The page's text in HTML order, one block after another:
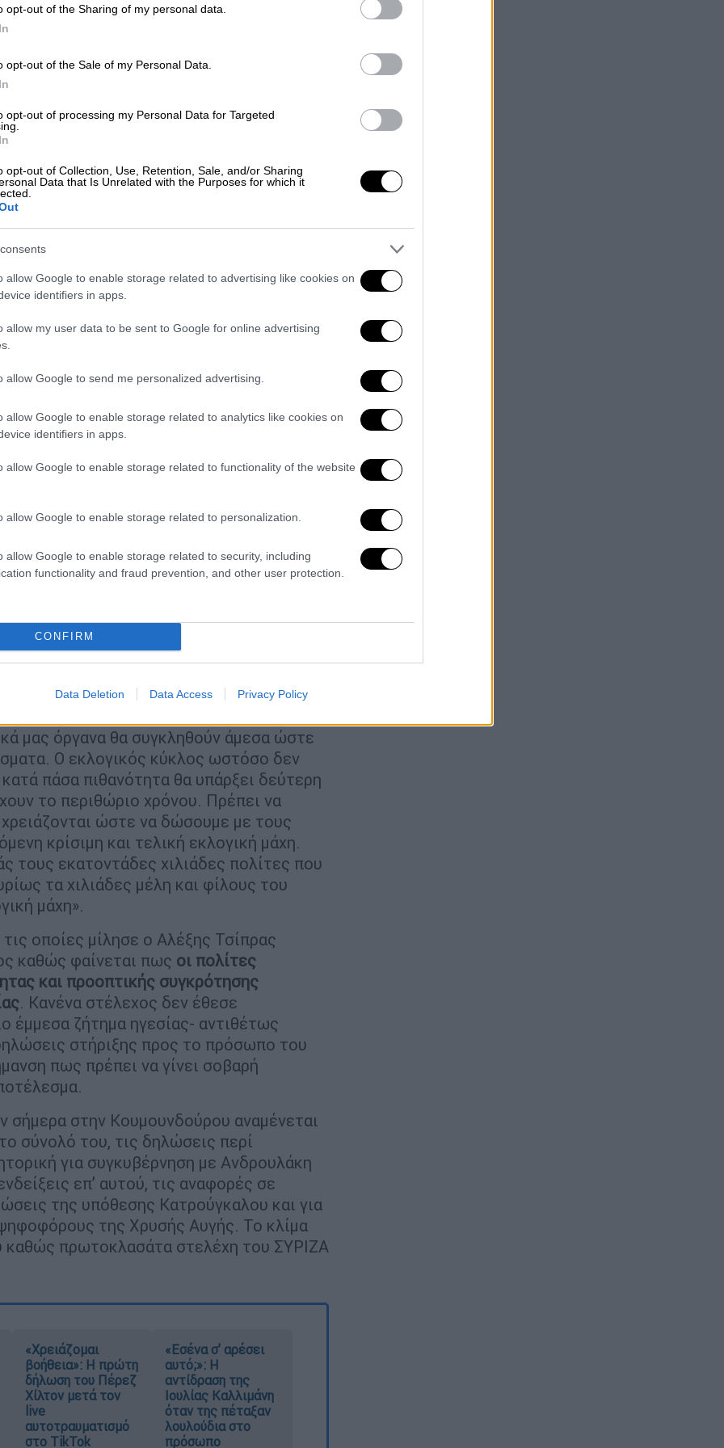
opt-out of the Sharing of my personal data.
opt-out of the Sale of my Personal Data.
opt-out of processing my Personal Data for Targeted
opt-out of Collection, Use, Retention, Sale, and/or Sharing
Data that Is Unrelated with the Purposes for which it
allow Google to enable storage related to advertising like cookies on
identifiers in apps.
allow my user data to be sent to Google for online advertising
allow Google to send me personalized advertising.
allow Google to enable storage related to analytics like cookies on
identifiers in apps.
allow Google to enable storage related to functionality of the website
allow Google to enable storage related to personalization.
allow Google to enable storage related to security, including
functionality and fraud prevention, and other user protection.
CONFIRM
Data Deletion Data Access Privacy Policy
βουλευτές που εκλέγονται με το
97,37% της ενσωμάτωσης:
για τον ΣΥΡΙΖΑ ΠΣ την εκτίμησή του
Όπερ και εγένετο, καθώς
40,8% της Νέας Δημοκρατίας
της αξιωματικής αντιπολίτευσης που
εκλογική του επίδοση το 31,5% του
νωρίτερα κορυφαίοι παράγοντες του
δεν μπορούσαν να πιστέψουν τα
τους δημοσκόπους «
από την κοινωνία». Κι όμως. Η
των εκπροσώπων των δημοσκοπικών
από 20% στον ΣΥΡΙΖΑ ΠΣ στις χθεσινές
τέτοια αποσυσπείρωση (το
με τους ψηφοφόρους του ΣΥΡΙΖΑ να
από τη Νέα Δημοκρατία έως την Πλεύση
φαίνεται και μόνο από το
αν τα πράγματα πήγαιναν, όπως ο ΣΥΡΙΖΑ
-κατά τις πληροφορίες- στο τέλος σε
κοινής γνώμης. Όλα αυτά σβήστηκαν
των exit poll και οδήγησαν στην
Προοδευτική Συμμαχία: «Το
αρνητικό για το ΣΥΡΙΖΑ. Πριν από λίγο
συνεχάρην για τη νίκη του. Οι αγώνες
μας όργανα θα συγκληθούν άμεσα ώστε
Ο εκλογικός κύκλος ωστόσο δεν
πάσα πιθανότητα θα υπάρξει δεύτερη
το περιθώριο χρόνου. Πρέπει να
ώστε να δώσουμε με τους
κρίσιμη και τελική εκλογική μάχη.
τους εκατοντάδες χιλιάδες πολίτες που
τα χιλιάδες μέλη και φίλους του
μάχη».
οποίες μίλησε ο Αλέξης Τσίπρας
καθώς φαίνεται πως οι πολίτες
και προοπτικής συγκρότησης
. Κανένα στέλεχος δεν έθεσε
έμμεσα ζήτημα ηγεσίας- αντιθέτως
στήριξης προς το πρόσωπο του
πως πρέπει να γίνει σοβαρή
σήμερα στην Κουμουνδούρου αναμένεται
σύνολό του, τις δηλώσεις περί
για συγκυβέρνηση με Ανδρουλάκη
επ’ αυτού, τις αναφορές σε
της υπόθεσης Κατρούγκαλου και για
της Χρυσής Αυγής. Το κλίμα
καθώς πρωτοκλασάτα στελέχη του ΣΥΡΙΖΑ
«Χρειάζομαι
βοήθεια»: Η πρώτη
δήλωση του Πέρεζ
Χίλτον μετά τον
live
αυτοτραυματισμό
στο TikTok
«Εσένα σ’ αρέσει
αυτό;»: Η
αντίδραση της
Ιουλίας Καλλιμάνη
όταν της πέταξαν
λουλούδια στο
πρόσωπο